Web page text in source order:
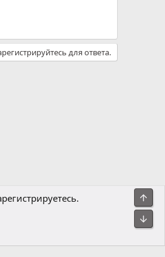
для ответа.